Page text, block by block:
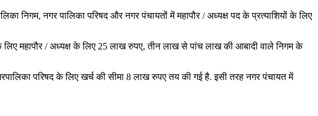
निगम, नगर पालिका परिषद और नगर पंचायतों में महापौर / अध्यक्ष पद के प्रत्याशियों के लिए
महापौर / अध्यक्ष के लिए 25 लाख रुपए, तीन लाख से पांच लाख की आबादी वाले निगम के
परिषद के लिए खर्च की सीमा 8 लाख रुपए तय की गई है. इसी तरह नगर पंचायत में